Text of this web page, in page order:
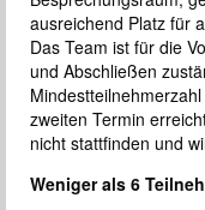
ausreichend Platz für
Das Team ist für die
und Abschließen
zweiten Termin
nicht stattfinden und
Weniger als 6